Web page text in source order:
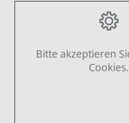
Bitte akzeptieren
Cookies.